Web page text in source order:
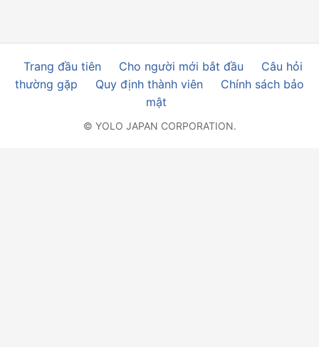
Trang đầu tiên Cho người mới bắt đầu
Câu hỏi
thường gặp
Quy định thành viên
Chính sách bảo
mật
© YOLO JAPAN CORPORATION.